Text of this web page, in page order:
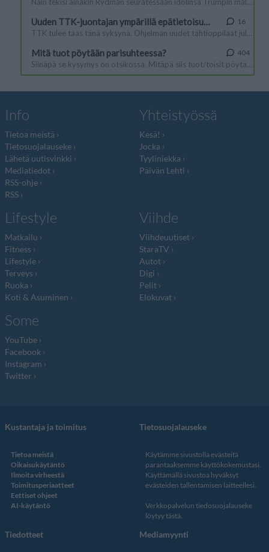
Info
Tietoa meistä
Tietosuojalauseke
Lähetä uutisvinkki
Mediatiedot
RSS-ohje
RSS
Yhteistyössä
Kesä!
Jocka
Tyyliniekka
Päivän Lehti
Lifestyle
Matkailu
Fitness
Lifestyle
Terveys
Ruoka
Koti & Asuminen
Viihde
Viihdeuutiset
StaraTV
Autot
Digi
Pelit
Elokuvat
Some
YouTube
Facebook
Instagram
Twitter
Kustantaja ja toimitus
Tietoa meistä
Oikaisukäytäntö
Ilmoita virheestä
Toimitusperiaatteet
Eettiset ohjeet
AI-käytäntö
Tietosuojalauseke
Käytämme sivustolla evästeitä
parantaaksemme käyttökokemustasi.
Käyttämällä sivustoa hyväksyt
evästeiden tallentamisen laitteellesi.
Verkkopalvelun tiedosuojalauseke
löytyy tästä.
Tiedotteet Mediamyynti